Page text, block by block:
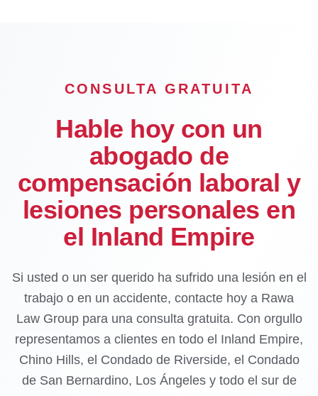
CONSULTA GRATUITA
Hable hoy con un
abogado de
compensación laboral y
lesiones personales en
el Inland Empire
Si usted o un ser querido ha sufrido una lesión en el
trabajo o en un accidente, contacte hoy a Rawa
Law Group para una consulta gratuita. Con orgullo
representamos a clientes en todo el Inland Empire,
Chino Hills, el Condado de Riverside, el Condado
de San Bernardino, Los Ángeles y todo el sur de